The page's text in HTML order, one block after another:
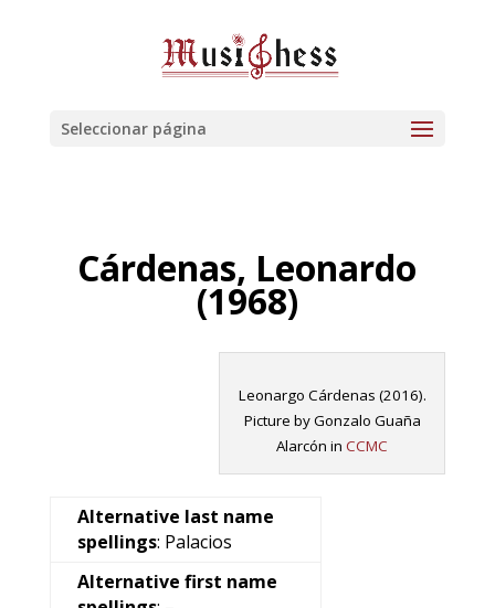
Seleccionar página
Cárdenas, Leonardo
(1968)
Leonargo Cárdenas (2016).
Picture by Gonzalo Guaña
Alarcón inCCMC
Alternative last name
spellings: Palacios
Alternative first name